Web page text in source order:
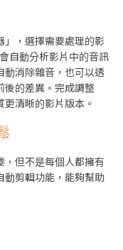
」，選擇需要處理的影
自動分析影片中的音訊
動消除雜音，也可以透
後的差異。完成調整
清晰的影片版本。
，但不是每個人都擁有
動剪輯功能，能夠幫助